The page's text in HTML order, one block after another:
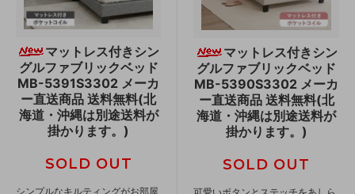
マットレス付きシン
グルファブリックベッド
MB-5391S3302 メーカ
ー直送商品 送料無料(北
海道・沖縄は別途送料が
掛かります。)
SOLD OUT
シンプルなキルティングがお部屋
マットレス付きシン
グルファブリックベッド
MB-5390S3302 メーカ
ー直送商品 送料無料(北
海道・沖縄は別途送料が
掛かります。)
SOLD OUT